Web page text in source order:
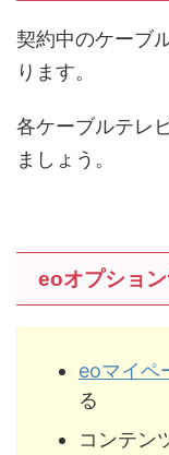
契約中のケーブ
ります。
各ケーブルテレ
ましょう。
eoオプショ
eoマイペ
る
コンテン